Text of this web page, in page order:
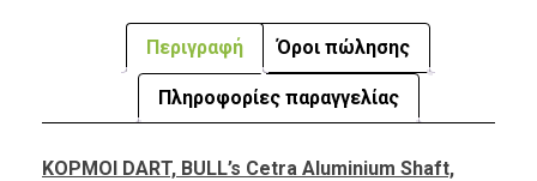
Περιγραφή Όροι πώλησης
Πληροφορίες παραγγελίας
ΚΟΡΜΟΙ DART, BULL’s Cetra Aluminium Shaft,